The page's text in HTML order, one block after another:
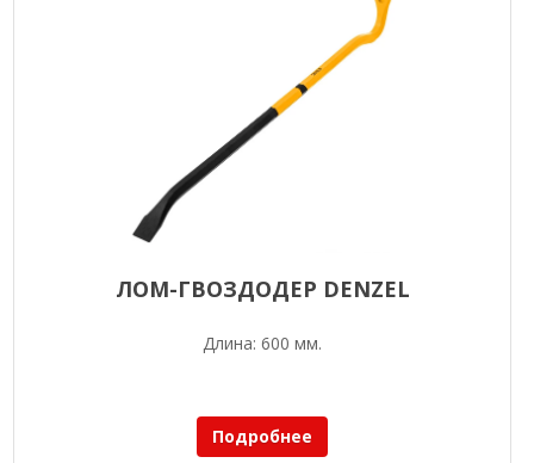
ЛОМ-ГВОЗДОДЕР DENZEL
Длина: 600 мм.
Подробнее